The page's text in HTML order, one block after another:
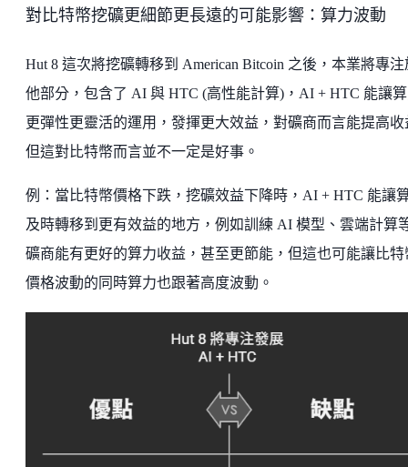
對比特幣挖礦更細節更長遠的可能影響：算力波動
Hut 8 這次將挖礦轉移到 American Bitcoin 之後，本業將專注
他部分，包含了 AI 與 HTC (高性能計算)，AI + HTC 能讓
更彈性更靈活的運用，發揮更大效益，對礦商而言能提高收
但這對比特幣而言並不一定是好事。
例：當比特幣價格下跌，挖礦效益下降時，AI + HTC 能讓
及時轉移到更有效益的地方，例如訓練 AI 模型、雲端計算
礦商能有更好的算力收益，甚至更節能，但這也可能讓比特
價格波動的同時算力也跟著高度波動。